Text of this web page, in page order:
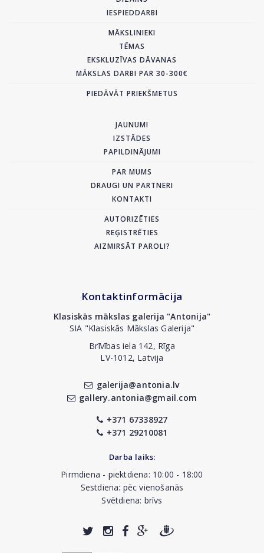
IESPIEDDARBI
MĀKSLINIEKI
TĒMAS
EKSKLUZĪVAS DĀVANAS
MĀKSLAS DARBI PAR 30-300€
PIEDĀVĀT PRIEKŠMETUS
JAUNUMI
IZSTĀDES
PAPILDINĀJUMI
PAR MUMS
DRAUGI UN PARTNERI
KONTAKTI
AUTORIZĒTIES
REĢISTRĒTIES
AIZMIRSĀT PAROLI?
Kontaktinformācija
Klasiskās mākslas galerija "Antonija"
SIA "Klasiskās Mākslas Galerija"
Brīvības iela 142, Rīga
LV-1012, Latvija
galerija@antonia.lv
gallery.antonia@gmail.com
+371 67338927
+371 29210081
Darba laiks:
Pirmdiena - piektdiena: 10:00 - 18:00
Sestdiena: pēc vienošanās
Svētdiena: brīvs